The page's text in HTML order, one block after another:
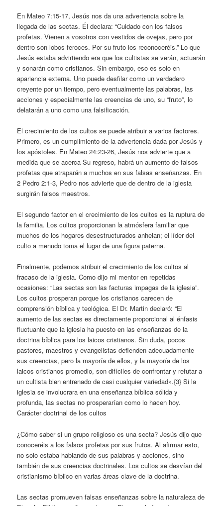
En Mateo 7:15-17, Jesús nos da una advertencia sobre la
llegada de las sectas. Él declara: “Cuidado con los falsos
profetas. Vienen a vosotros con vestidos de ovejas, pero por
dentro son lobos feroces. Por su fruto los reconoceréis.” Lo que
Jesús estaba advirtiendo era que los cultistas se verán, actuarán
y sonarán como cristianos. Sin embargo, eso es solo en
apariencia externa. Uno puede desfilar como un verdadero
creyente por un tiempo, pero eventualmente las palabras, las
acciones y especialmente las creencias de uno, su “fruto”, lo
delatarán a uno como una falsificación.
El crecimiento de los cultos se puede atribuir a varios factores.
Primero, es un cumplimiento de la advertencia dada por Jesús y
los apóstoles. En Mateo 24:23-26, Jesús nos advierte que a
medida que se acerca Su regreso, habrá un aumento de falsos
profetas que atraparán a muchos en sus falsas enseñanzas. En
2 Pedro 2:1-3, Pedro nos advierte que de dentro de la iglesia
surgirán falsos maestros.
El segundo factor en el crecimiento de los cultos es la ruptura de
la familia. Los cultos proporcionan la atmósfera familiar que
muchos de los hogares desestructurados anhelan; el líder del
culto a menudo toma el lugar de una figura paterna.
Finalmente, podemos atribuir el crecimiento de los cultos al
fracaso de la iglesia. Como dijo mi mentor en repetidas
ocasiones: “Las sectas son las facturas impagas de la iglesia”.
Los cultos prosperan porque los cristianos carecen de
comprensión bíblica y teológica. El Dr. Martin declaró: “El
aumento de las sectas es directamente proporcional al énfasis
fluctuante que la iglesia ha puesto en las enseñanzas de la
doctrina bíblica para los laicos cristianos. Sin duda, pocos
pastores, maestros y evangelistas defienden adecuadamente
sus creencias, pero la mayoría de ellos, y la mayoría de los
laicos cristianos promedio, son difíciles de confrontar y refutar a
un cultista bien entrenado de casi cualquier variedad».{3} Si la
iglesia se involucrara en una enseñanza bíblica sólida y
profunda, las sectas no prosperarían como lo hacen hoy.
Carácter doctrinal de los cultos
¿Cómo saber si un grupo religioso es una secta? Jesús dijo que
conoceréis a los falsos profetas por sus frutos. Al afirmar esto,
no solo estaba hablando de sus palabras y acciones, sino
también de sus creencias doctrinales. Los cultos se desvían del
cristianismo bíblico en varias áreas clave de la doctrina.
Las sectas promueven falsas enseñanzas sobre la naturaleza de